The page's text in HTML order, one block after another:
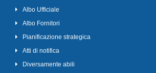
Albo Ufficiale
Albo Fornitori
Pianificazione strategica
Atti di notifica
Diversamente abili